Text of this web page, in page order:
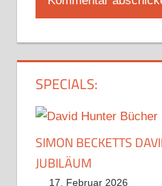
SPECIALS:
SIMON BECKETTS
JUBILÄUM
17. Februar 2026